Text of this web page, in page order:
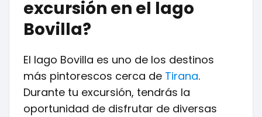
excursión en el lago
Bovilla?
El lago Bovilla es uno de los destinos
más pintorescos cerca de Tirana.
Durante tu excursión, tendrás la
oportunidad de disfrutar de diversas